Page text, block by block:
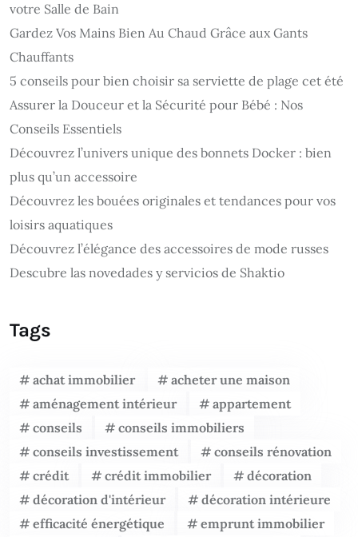
votre Salle de Bain
Gardez Vos Mains Bien Au Chaud Grâce aux Gants
Chauffants
5 conseils pour bien choisir sa serviette de plage cet été
Assurer la Douceur et la Sécurité pour Bébé : Nos
Conseils Essentiels
Découvrez l’univers unique des bonnets Docker : bien
plus qu’un accessoire
Découvrez les bouées originales et tendances pour vos
loisirs aquatiques
Découvrez l’élégance des accessoires de mode russes
Descubre las novedades y servicios de Shaktio
Tags
achat immobilier
acheter une maison
aménagement intérieur
appartement
conseils
conseils immobiliers
conseils investissement
conseils rénovation
crédit
crédit immobilier
décoration
décoration d'intérieur
décoration intérieure
efficacité énergétique
emprunt immobilier